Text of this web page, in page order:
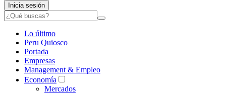
Inicia sesión
Lo último
Peru Quiosco
Portada
Empresas
Management & Empleo
Economía
Mercados